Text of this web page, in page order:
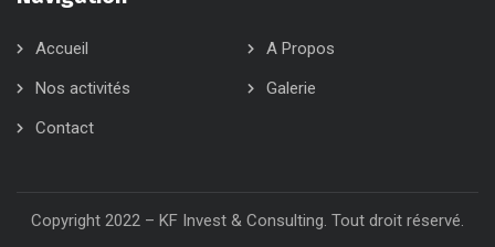
Accueil
A Propos
Nos activités
Galerie
Contact
Copyright 2022 – KF Invest & Consulting. Tout droit réservé.